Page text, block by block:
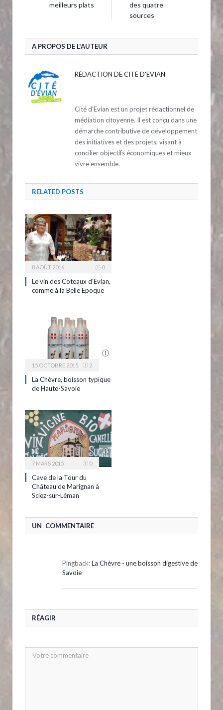
meilleurs plats
des quatre
sources
A PROPOS DE L'AUTEUR
RÉDACTION DE CITÉ D'EVIAN
Cité d'Evian est un projet rédactionnel de
médiation citoyenne. Il est conçu dans une
démarche contributive de développement
des initiatives et des projets, visant à
concilier objectifs économiques et mieux
vivre ensemble.
RELATED POSTS
8 AOÛT 2016 0
Le vin des Coteaux d’Evian,
comme à la Belle Epoque
15 OCTOBRE 2015 2
La Chèvre, boisson typique
de Haute-Savoie
7 MARS 2015 0
Cave de la Tour du
Château de Marignan à
Sciez-sur-Léman
UN COMMENTAIRE
Pingback:La Chèvre - une boisson digestive de
Savoie
RÉAGIR